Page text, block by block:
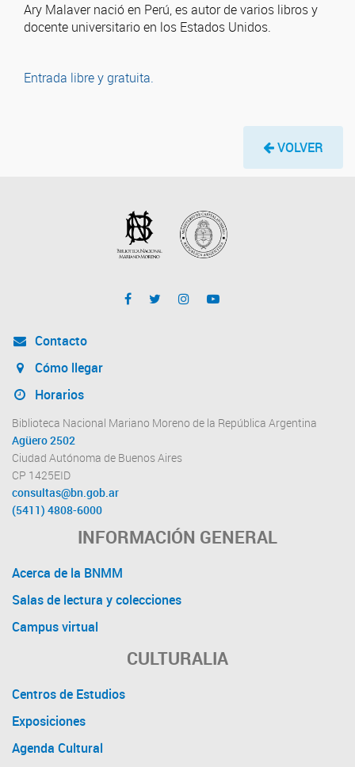
Ary Malaver nació en Perú, es autor de varios libros y
docente universitario en los Estados Unidos.
Entrada libre y gratuita.
VOLVER
Contacto
Cómo llegar
Horarios
Biblioteca Nacional Mariano Moreno de la República Argentina
Agüero 2502
Ciudad Autónoma de Buenos Aires
CP 1425EID
consultas@bn.gob.ar
(5411) 4808-6000
INFORMACIÓN GENERAL
Acerca de la BNMM
Salas de lectura y colecciones
Campus virtual
CULTURALIA
Centros de Estudios
Exposiciones
Agenda Cultural